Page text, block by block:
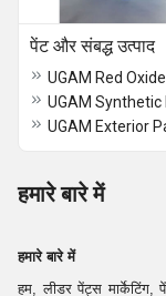
पेंट और संबद्ध उत्पाद
UGAM Red
हमारे बारे में
हमारे बारे में
हम, लीडर पेंट्स मार्केटिंग,